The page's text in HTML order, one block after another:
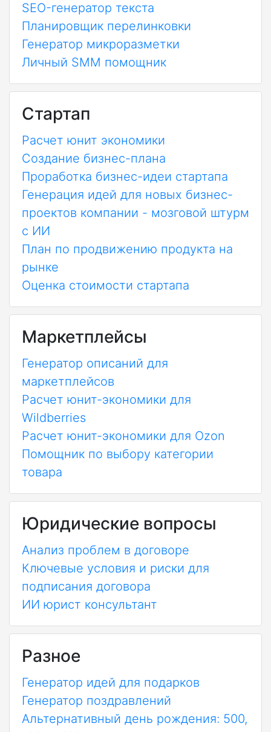
SEO-генератор текста
Планировщик перелинковки
Генератор микроразметки
Личный SMM помощник
Стартап
Расчет юнит экономики
Создание бизнес-плана
Проработка бизнес-идеи стартапа
Генерация идей для новых бизнес-
проектов компании - мозговой штурм
с ИИ
План по продвижению продукта на
рынке
Оценка стоимости стартапа
Маркетплейсы
Генератор описаний для
маркетплейсов
Расчет юнит-экономики для
Wildberries
Расчет юнит-экономики для Ozon
Помощник по выбору категории
товара
Юридические вопросы
Анализ проблем в договоре
Ключевые условия и риски для
подписания договора
ИИ юрист консультант
Разное
Генератор идей для подарков
Генератор поздравлений
Альтернативный день рождения: 500,